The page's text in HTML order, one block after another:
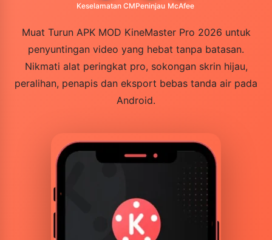
Keselamatan CMPeninjau McAfee
Muat Turun APK MOD KineMaster Pro 2026 untuk
penyuntingan video yang hebat tanpa batasan.
Nikmati alat peringkat pro, sokongan skrin hijau,
peralihan, penapis dan eksport bebas tanda air pada
Android.